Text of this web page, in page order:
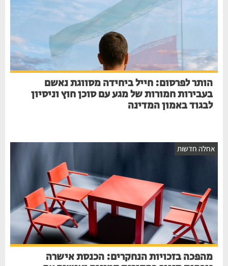
הותר לפרסום: חייל ביחידה מסווגת נאשם
בעבירות חמורות של מגע עם סוכן חוץ וניסיון
לבגוד באמון המדינה
חדשות
מהפכה בזכויות הנחקרים: הכנסת אישרה